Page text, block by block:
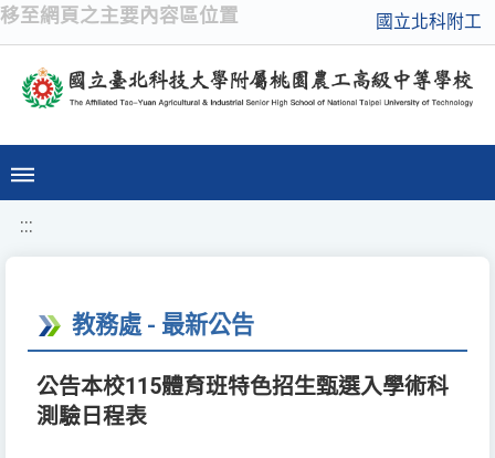
移至網頁之主要內容區位置 國立北科附工
:::
教務處 - 最新公告
公告本校115體育班特色招生甄選入學術科
測驗日程表